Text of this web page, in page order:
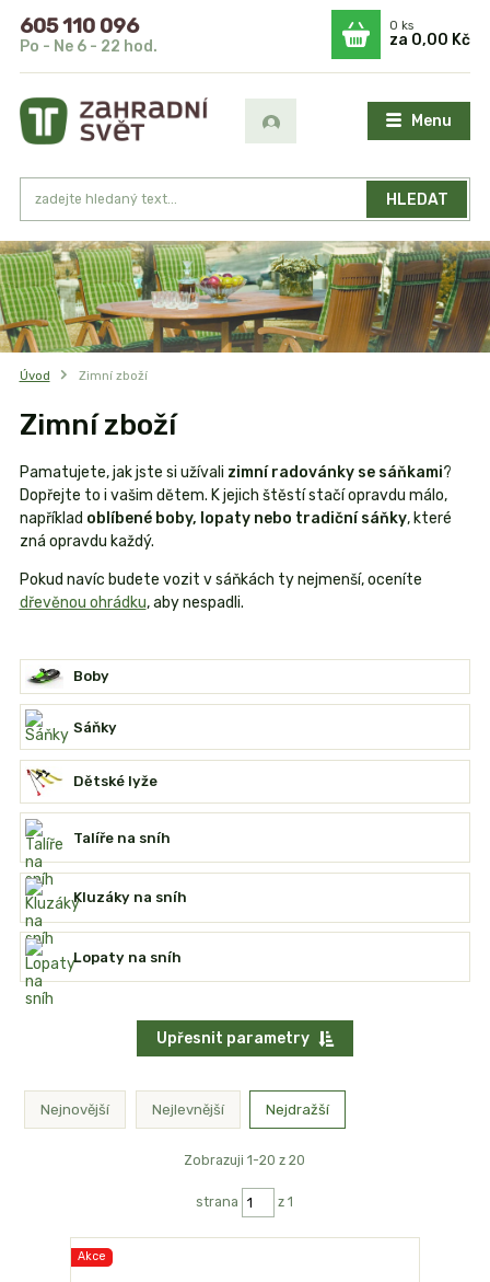
Menu
HLEDAT
605 110 096
Po - Ne 6 - 22 hod.
0ks
za 0,00 Kč
Úvod Zimní zboží
Zimní zboží
Pamatujete, jak jste si užívali zimní radovánky se sáňkami?
Dopřejte to i vašim dětem. K jejich štěstí stačí opravdu málo,
například oblíbené boby, lopaty nebo tradiční sáňky, které
zná opravdu každý.
Pokud navíc budete vozit v sáňkách ty nejmenší, oceníte
dřevěnou ohrádku, aby nespadli.
Boby
Sáňky
Dětské lyže
Talíře na sníh
Kluzáky na sníh
Lopaty na sníh
Upřesnit parametry
Nejnovější Nejlevnější Nejdražší
Zobrazuji 1-20 z 20
strana z 1
Akce